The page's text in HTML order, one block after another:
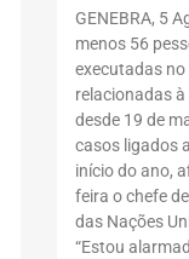
GENEBRA, 5
menos 56
executadas
relacionadas
desde 19 de
casos ligados
início do ano,
feira o chefe
das Nações
“Estou